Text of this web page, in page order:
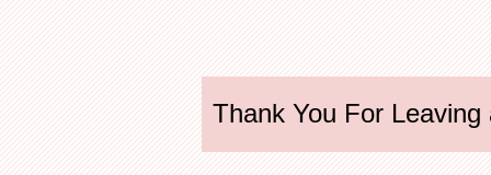
Thank You For